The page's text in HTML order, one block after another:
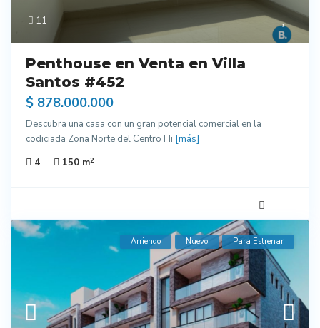
11
Penthouse en Venta en Villa
Santos #452
$ 878.000.000
Descubra una casa con un gran potencial comercial en la
codiciada Zona Norte del Centro Hi [más]
4
150 m2
Arriendo Nuevo Para Estrenar